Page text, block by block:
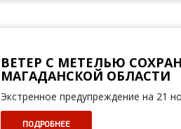
ВЕТЕР С МЕТЕЛЬЮ
МАГАДАНСКОЙ ОБЛАСТИ
Экстренное предупреждение на 21
ПОДРОБНЕЕ